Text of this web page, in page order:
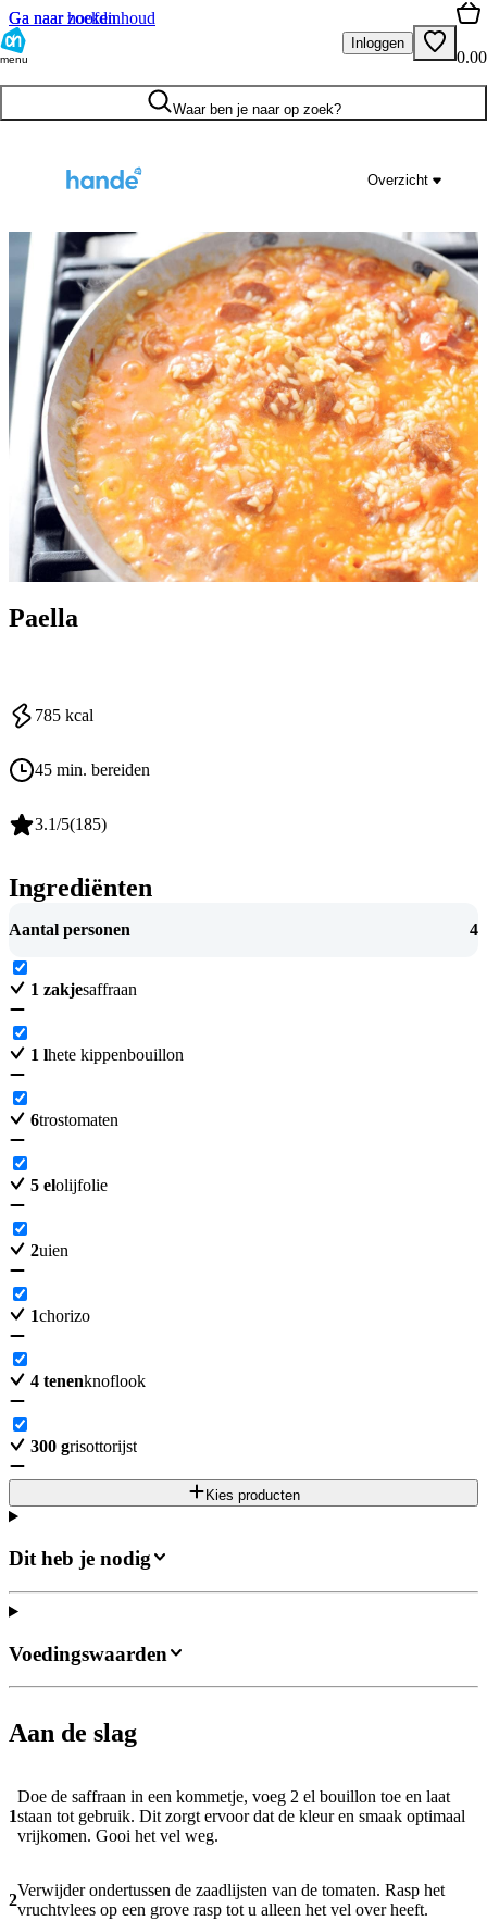
Ga naar hoofdinhoud
Ga naar zoeken
menu
Inloggen
0.00
Waar ben je naar op zoek?
Overzicht
Paella
785 kcal
45 min. bereiden
3.1/5(185)
Ingrediënten
Aantal personen 4
1 zakjesaffraan
1 lhete kippenbouillon
6trostomaten
5 elolijfolie
2uien
1chorizo
4 tenenknoflook
300 grisottorijst
Kies producten
Dit heb je nodig
Aan de slag
1
Doe de saffraan in een kommetje, voeg 2 el bouillon toe en laat
staan tot gebruik. Dit zorgt ervoor dat de kleur en smaak optimaal
vrijkomen. Gooi het vel weg.
2
Verwijder ondertussen de zaadlijsten van de tomaten. Rasp het
vruchtvlees op een grove rasp tot u alleen het vel over heeft.
Voedingswaarden